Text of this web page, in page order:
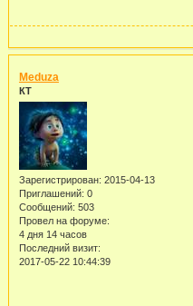
Meduza
КТ
Зарегистрирован: 2015-04-13
Приглашений: 0
Сообщений: 503
Провел на форуме:
4 дня 14 часов
Последний визит:
2017-05-22 10:44:39